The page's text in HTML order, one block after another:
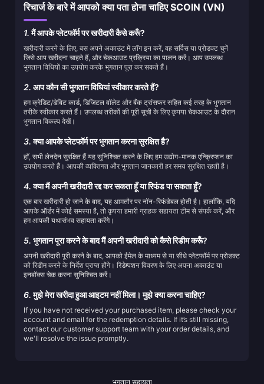
रिचार्ज के बारे में आपको क्या पता होना चाहिए SCOIN (VN)
1.मैं आपके प्लेटफॉर्म पर खरीदारी कैसे करूँ?
खरीदारी करने के लिए, बस अपने अकाउंट में लॉग इन करें, वह सर्विस या प्रोडक्ट चुनें
जिसे आप खरीदना चाहते हैं, और चेकआउट प्रक्रिया का पालन करें। आप उपलब्ध
भुगतान विधियों का उपयोग करके भुगतान पूरा कर सकते हैं।
2. आप कौन सी भुगतान विधियां स्वीकार करते हैं?
हम क्रेडिट/डेबिट कार्ड, डिजिटल वॉलेट और बैंक ट्रांसफर सहित कई तरह के भुगतान
तरीके स्वीकार करते हैं। उपलब्ध तरीकों की पूरी सूची के लिए कृपया चेकआउट के दौरान
भुगतान विकल्प देखें।
3.क्या आपके प्लेटफॉर्म पर भुगतान करना सुरक्षित है?
हाँ, सभी लेनदेन सुरक्षित हैं यह सुनिश्चित करने के लिए हम उद्योग-मानक एन्क्रिप्शन का
उपयोग करते हैं। आपकी व्यक्तिगत और भुगतान जानकारी हर समय सुरक्षित रहती है।
4.क्या मैं अपनी खरीदारी रद्द कर सकता हूँ या रिफंड पा सकता हूँ?
एक बार खरीदारी हो जाने के बाद, यह आमतौर पर नॉन-रिफंडेबल होती है। हालाँकि, यदि
आपके ऑर्डर में कोई समस्या है, तो कृपया हमारी ग्राहक सहायता टीम से संपर्क करें, और
हम आपकी यथासंभव सहायता करेंगे।
5. भुगतान पूरा करने के बाद मैं अपनी खरीदारी को कैसे रिडीम करूँ?
अपनी खरीदारी पूरी करने के बाद, आपको ईमेल के माध्यम से या सीधे प्लेटफॉर्म पर प्रोडक्ट
को रिडीम करने के निर्देश प्राप्त होंगे। रिडेम्पशन विवरण के लिए अपना अकाउंट या
इनबॉक्स चेक करना सुनिश्चित करें।
6.मुझे मेरा खरीदा हुआ आइटम नहीं मिला। मुझे क्या करना चाहिए?
If you have not received your purchased item, please check your
account and email for the redemption details. If it’s still missing,
contact our customer support team with your order details, and
we'll resolve the issue promptly.
भुगतान सहायता